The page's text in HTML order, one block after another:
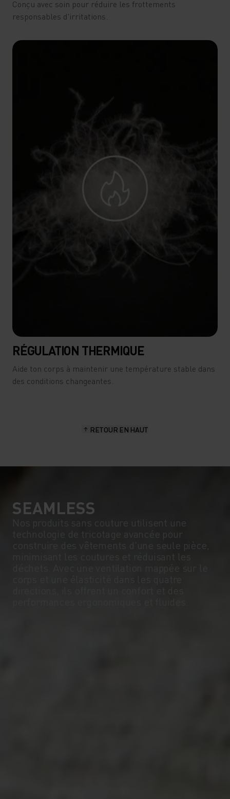
Conçu avec soin pour réduire les frottements
responsables d'irritations.
RÉGULATION THERMIQUE
Aide ton corps à maintenir une température stable dans
des conditions changeantes.
RETOUR EN HAUT
SEAMLESS
Nos produits sans couture utilisent une
technologie de tricotage avancée pour
construire des vêtements d'une seule pièce,
minimisant les coutures et réduisant les
déchets. Avec une ventilation mappée sur le